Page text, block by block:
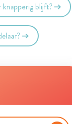
blijft?